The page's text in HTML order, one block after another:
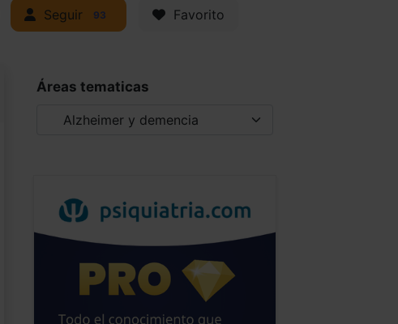
Seguir 93 Favorito
Áreas tematicas